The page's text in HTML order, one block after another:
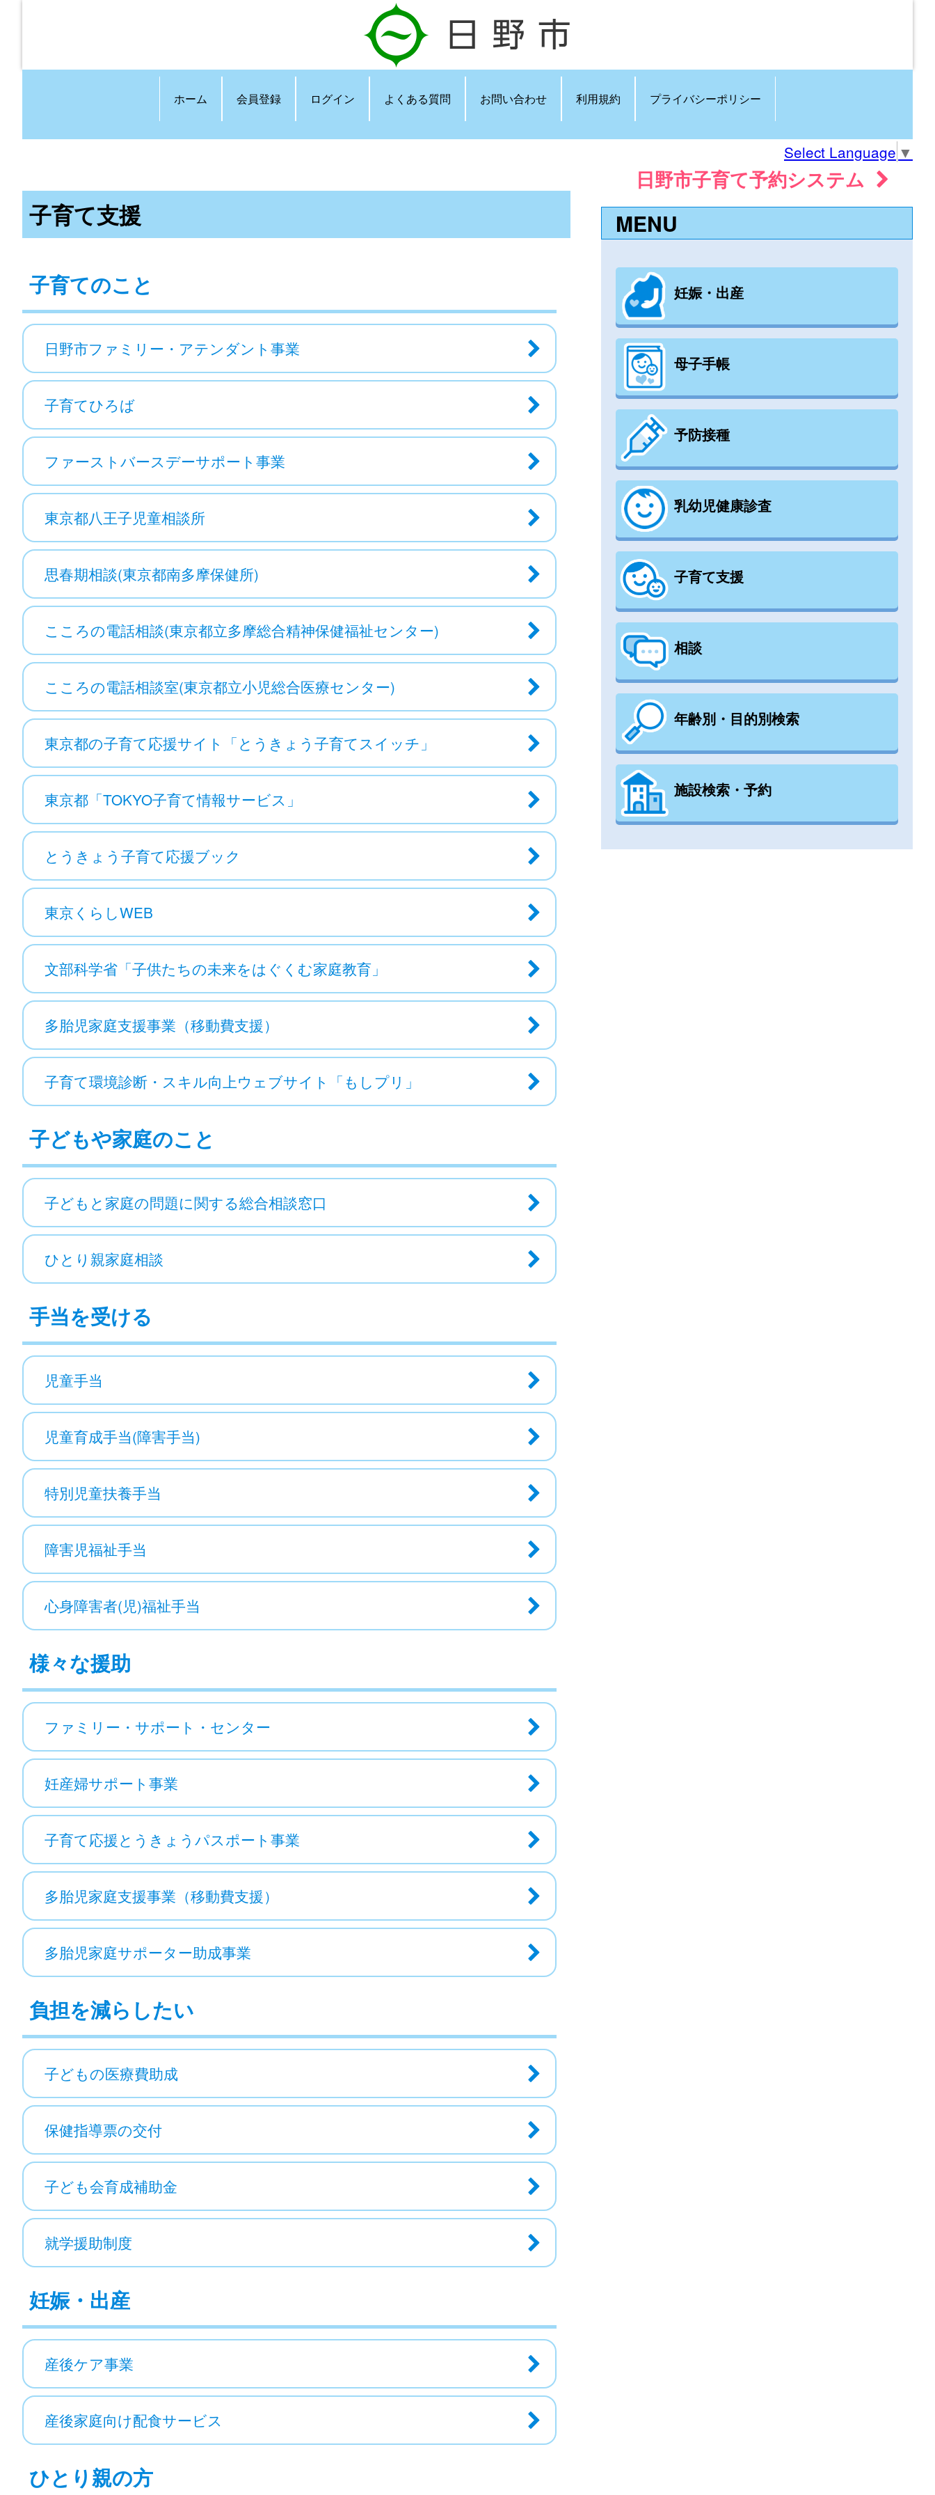
ホーム 会員登録 ログイン よくある質問 お問い合わせ 利用規約 プライバシーポリシー
Select Language ▼
子育て支援
子育てのこと
日野市ファミリー・アテンダント事業
子育てひろば
ファーストバースデーサポート事業
東京都八王子児童相談所
思春期相談(東京都南多摩保健所)
こころの電話相談(東京都立多摩総合精神保健福祉センター)
こころの電話相談室(東京都立小児総合医療センター)
東京都の子育て応援サイト「とうきょう子育てスイッチ」
東京都「TOKYO子育て情報サービス」
とうきょう子育て応援ブック
東京くらしWEB
文部科学省「子供たちの未来をはぐくむ家庭教育」
多胎児家庭支援事業（移動費支援）
子育て環境診断・スキル向上ウェブサイト「もしプリ」
子どもや家庭のこと
子どもと家庭の問題に関する総合相談窓口
ひとり親家庭相談
手当を受ける
児童手当
児童育成手当(障害手当)
特別児童扶養手当
障害児福祉手当
心身障害者(児)福祉手当
様々な援助
ファミリー・サポート・センター
妊産婦サポート事業
子育て応援とうきょうパスポート事業
多胎児家庭支援事業（移動費支援）
多胎児家庭サポーター助成事業
負担を減らしたい
子どもの医療費助成
保健指導票の交付
子ども会育成補助金
就学援助制度
妊娠・出産
産後ケア事業
産後家庭向け配食サービス
ひとり親の方
日野市子育て予約システム
MENU
妊娠・出産
母子手帳
予防接種
乳幼児健康診査
子育て支援
相談
年齢別・目的別検索
施設検索・予約